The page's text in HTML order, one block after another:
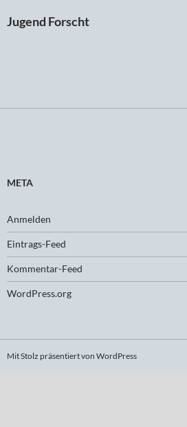
Jugend Forscht
META
Anmelden
Eintrags-Feed
Kommentar-Feed
WordPress.org
Mit Stolz präsentiert von WordPress